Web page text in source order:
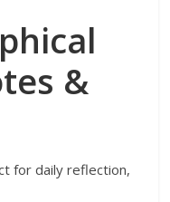
&
for daily reflection,